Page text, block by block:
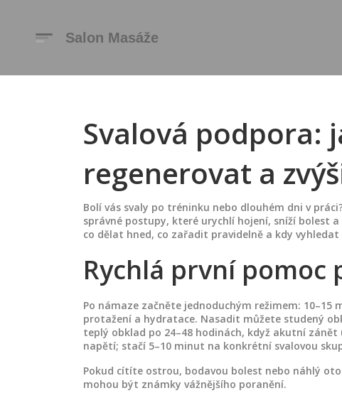
Svalová podpora:
regenerovat a
Bolí vás svaly po tréninku nebo dlouhém dni v
správné postupy, které urychlí hojení, sníží
co dělat hned, co zařadit pravidelně a kdy
Rychlá první pomoc
Po námaze začněte jednoduchým režimem:
protažení a hydratace. Nasadit můžete studený
teplý obklad po 24–48 hodinách, když akutní
napětí; stačí 5–10 minut na konkrétní svalovou
Pokud cítíte ostrou, bodavou bolest nebo náhlý
mohou být známky vážnějšího poranění.